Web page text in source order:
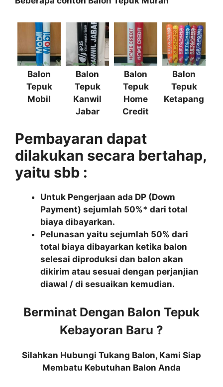
Balon
Tepuk
Mobil
Balon
Tepuk
Kanwil
Jabar
Balon
Tepuk
Home
Credit
Balon
Tepuk
Ketapang
Pembayaran dapat
dilakukan secara bertahap,
yaitu sbb :
Untuk Pengerjaan ada DP (Down
Payment) sejumlah 50%* dari total
biaya dibayarkan.
Pelunasan yaitu sejumlah 50% dari
total biaya dibayarkan ketika balon
selesai diproduksi dan balon akan
dikirim atau sesuai dengan perjanjian
diawal / di sesuaikan kemudian.
Berminat Dengan Balon Tepuk
Kebayoran Baru ?
Silahkan Hubungi Tukang Balon, Kami Siap
Membatu Kebutuhan Balon Anda